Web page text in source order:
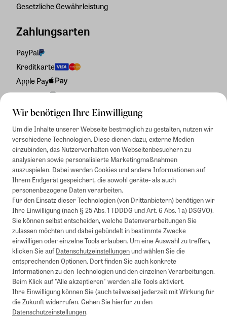
Wir benötigen Ihre Einwilligung
Um die Inhalte unserer Webseite bestmöglich zu gestalten, nutzen wir
verschiedene Technologien. Diese dienen dazu, externe Medien
einzubinden, das Nutzerverhalten von Webseitenbesuchern zu
analysieren sowie personalisierte Marketingmaßnahmen
auszuspielen. Dabei werden Cookies und andere Informationen auf
Ihrem Endgerät gespeichert, die sowohl geräte- als auch
personenbezogene Daten verarbeiten.
Für den Einsatz dieser Technologien (von Drittanbietern) benötigen wir
Ihre Einwilligung (nach § 25 Abs. 1 TDDDG und Art. 6 Abs. 1 a) DSGVO).
Sie können selbst entscheiden, welche Datenverarbeitungen Sie
zulassen möchten und dabei gebündelt in bestimmte Zwecke
einwilligen oder einzelne Tools erlauben. Um eine Auswahl zu treffen,
klicken Sie aufDatenschutzeinstellungenund wählen Sie die
entsprechenden Optionen. Dort finden Sie auch konkrete
Informationen zu den Technologien und den einzelnen Verarbeitungen.
Beim Klick auf "Alle akzeptieren" werden alle Tools aktiviert.
Ihre Einwilligung können Sie (auch teilweise) jederzeit mit Wirkung für
die Zukunft widerrufen. Gehen Sie hierfür zu den
Datenschutzeinstellungen.
Gesetzliche Gewährleistung
Zahlungsarten
PayPal
Kreditkarte
Apple Pay
Rechnung